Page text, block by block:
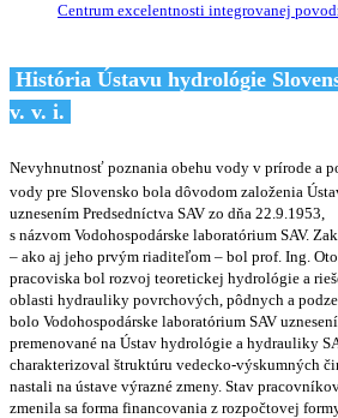
Centrum excelentnosti integrovanej
História Ústavu hydrológie
v. v. i.
Nevyhnutnosť poznania obehu vody v prírode a
vody pre Slovensko bola dôvodom založenia
uznesením Predsedníctva SAV zo dňa 22.9.1953,
s názvom Vodohospodárske laboratórium SAV.
– ako aj jeho prvým riaditeľom – bol prof. Ing.
pracoviska bol rozvoj teoretickej hydrológie a
oblasti hydrauliky povrchových, pôdnych a
bolo Vodohospodárske laboratórium SAV
premenované na Ústav hydrológie a hydrauliky
charakterizoval štruktúru vedecko-výskumných
nastali na ústave výrazné zmeny. Stav
zmenila sa forma financovania z rozpočtovej